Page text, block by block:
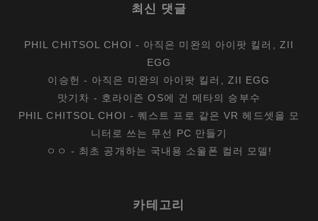
최신 댓글
PHIL CHITSOL CHOI - 아직은 미완의 아이팟 킬러, ZII
EGG
이승헌 - 아직은 미완의 아이팟 킬러, ZII EGG
맛기차 - 호라이즌 OS에 건 메타의 승부수
PHIL CHITSOL CHOI -퀘스트 프로 같은 VR 헤드셋을 모
니터로 쓰는 무선 PC 만들기
ㅇㅇ - 최초 공개하는 국내용 소울폰 컬러 모델!
카테고리